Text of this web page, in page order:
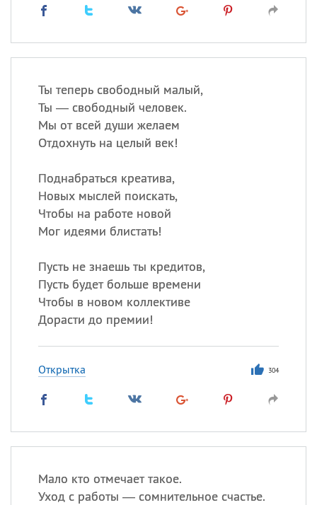
Ты теперь свободный малый,
Ты — свободный человек.
Мы от всей души желаем
Отдохнуть на целый век!
Поднабраться креатива,
Новых мыслей поискать,
Чтобы на работе новой
Мог идеями блистать!
Пусть не знаешь ты кредитов,
Пусть будет больше времени
Чтобы в новом коллективе
Дорасти до премии!
Открытка 304
Мало кто отмечает такое.
Уход с работы — сомнительное счастье.